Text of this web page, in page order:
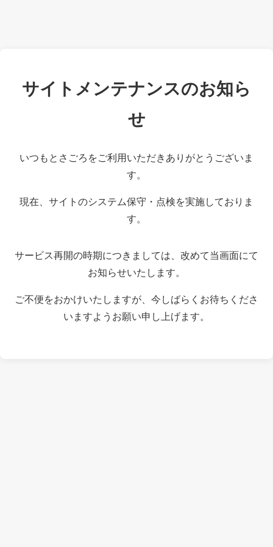
サイトメンテナンスのお知ら
せ
いつもとさごろをご利用いただきありがとうございま
す。
現在、サイトのシステム保守・点検を実施しておりま
す。
サービス再開の時期につきましては、改めて当画面にて
お知らせいたします。
ご不便をおかけいたしますが、今しばらくお待ちくださ
いますようお願い申し上げます。